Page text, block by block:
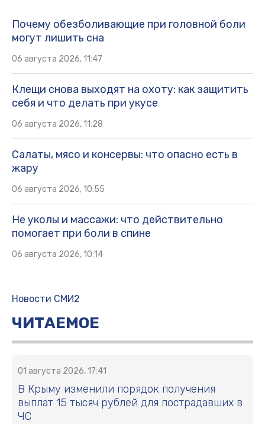
Почему обезболивающие при головной боли
могут лишить сна
06 августа 2026, 11:47
Клещи снова выходят на охоту: как защитить
себя и что делать при укусе
06 августа 2026, 11:28
Салаты, мясо и консервы: что опасно есть в
жару
06 августа 2026, 10:55
Не уколы и массажи: что действительно
помогает при боли в спине
06 августа 2026, 10:14
Новости СМИ2
ЧИТАЕМОЕ
01 августа 2026, 17:41
В Крыму изменили порядок получения
выплат 15 тысяч рублей для пострадавших в
ЧС